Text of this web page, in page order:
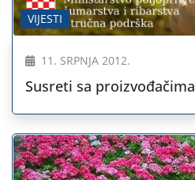
VIJESTI
11. SRPNJA 2012.
Susreti sa proizvođačima